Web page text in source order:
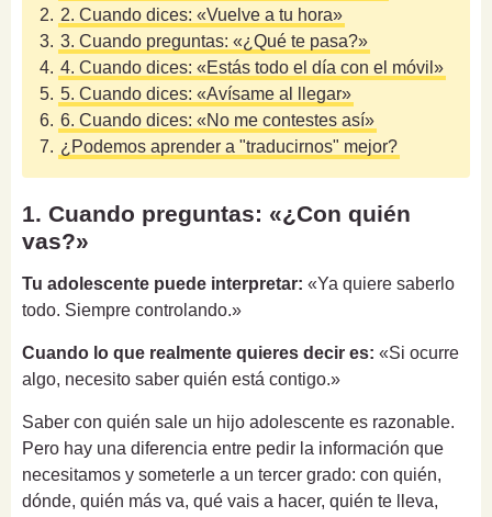
2. 2. Cuando dices: «Vuelve a tu hora»
3. 3. Cuando preguntas: «¿Qué te pasa?»
4. 4. Cuando dices: «Estás todo el día con el móvil»
5. 5. Cuando dices: «Avísame al llegar»
6. 6. Cuando dices: «No me contestes así»
7. ¿Podemos aprender a "traducirnos" mejor?
1. Cuando preguntas: «¿Con quién
vas?»
Tu adolescente puede interpretar: «Ya quiere saberlo
todo. Siempre controlando.»
Cuando lo que realmente quieres decir es: «Si ocurre
algo, necesito saber quién está contigo.»
Saber con quién sale un hijo adolescente es razonable.
Pero hay una diferencia entre pedir la información que
necesitamos y someterle a un tercer grado: con quién,
dónde, quién más va, qué vais a hacer, quién te lleva,